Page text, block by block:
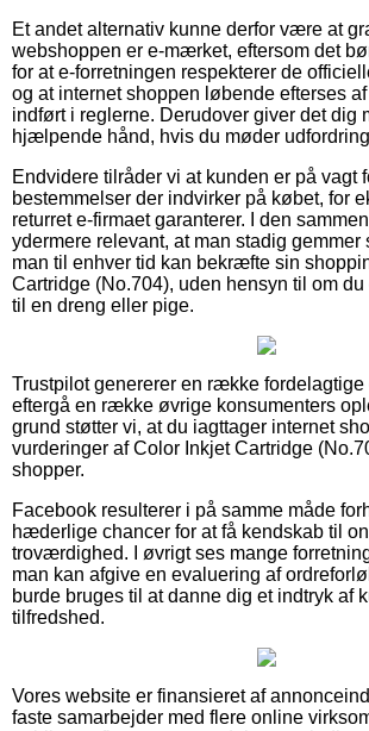
Et andet alternativ kunne derfor være at
webshoppen er e-mærket, eftersom det
for at e-forretningen respekterer de
og at internet shoppen løbende efterses
indført i reglerne. Derudover giver det dig
hjælpende hånd, hvis du møder
Endvidere tilråder vi at kunden er på vagt
bestemmelser der indvirker på købet, for
returret e-firmaet garanterer. I den
ydermere relevant, at man stadig gemmer
man til enhver tid kan bekræfte sin
Cartridge (No.704), uden hensyn til om
til en dreng eller pige.
Trustpilot genererer en række fordelagtige
eftergå en række øvrige konsumenters
grund støtter vi, at du iagttager internet
vurderinger af Color Inkjet Cartridge
shopper.
Facebook resulterer i på samme måde
hæderlige chancer for at få kendskab til
troværdighed. I øvrigt ses mange
man kan afgive en evaluering af
burde bruges til at danne dig et indtryk af
tilfredshed.
Vores website er finansieret af
faste samarbejder med flere online